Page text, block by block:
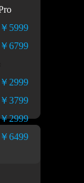
￥5999
￥6799
￥2999
￥3799
￥2999
￥6499